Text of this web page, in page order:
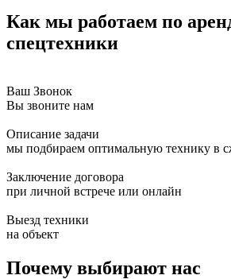
Как мы работаем по
спецтехники
Ваш Звонок
Вы звоните нам
Описание задачи
мы подбираем оптимальную технику в
Заключение договора
при личной встрече или онлайн
Выезд техники
на объект
Почему выбирают нас